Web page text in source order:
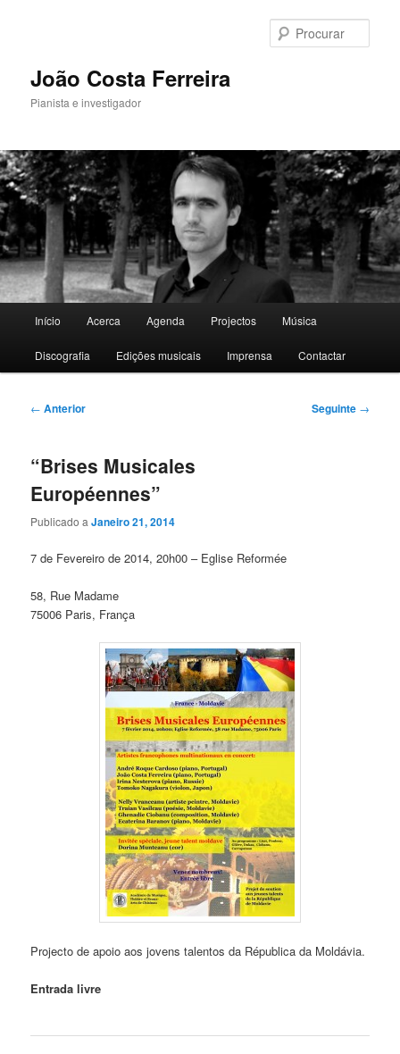
primárioJoão Costa Ferreira
Pianista e investigador
principal
Início Acerca Agenda Projectos Música
Discografia Edições musicais Imprensa Contactar
Navegação
← Anterior Seguinte →
“Brises Musicales
Européennes”
Publicado aJaneiro 21, 2014
7 de Fevereiro de 2014, 20h00 – Eglise Reformée
58, Rue Madame
75006 Paris, França
Projecto de apoio aos jovens talentos da Républica da Moldávia.
Entrada livre